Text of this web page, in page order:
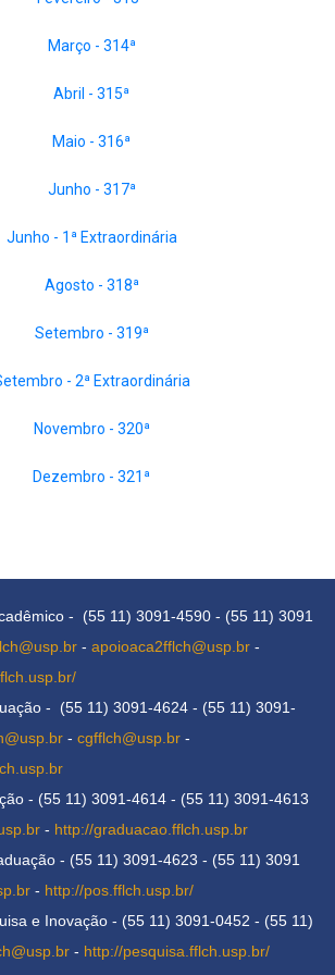
Março - 314ª
Abril - 315ª
Maio - 316ª
Junho - 317ª
Junho - 1ª Extraordinária
Agosto - 318ª
Setembro - 319ª
- 2ª Extraordinária
Novembro - 320ª
Dezembro - 321ª
- (55 11) 3091-4590 - (55 11) 3091
- apoioaca2fflch@usp.br -
- (55 11) 3091-4624 - (55 11) 3091-
- cgfflch@usp.br -
- (55 11) 3091-4614 - (55 11) 3091-4613
- http://graduacao.fflch.usp.br
- (55 11) 3091-4623 - (55 11) 3091
- http://pos.fflch.usp.br/
e Inovação - (55 11) 3091-0452 - (55 11)
- http://pesquisa.fflch.usp.br/